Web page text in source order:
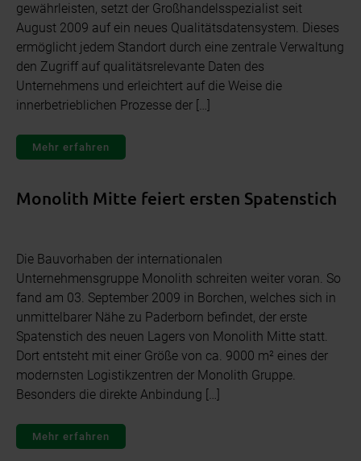
gewährleisten, setzt der Großhandelsspezialist seit
August 2009 auf ein neues Qualitätsdatensystem. Dieses
ermöglicht jedem Standort durch eine zentrale Verwaltung
den Zugriff auf qualitätsrelevante Daten des
Unternehmens und erleichtert auf die Weise die
innerbetrieblichen Prozesse der […]
Mehr erfahren
Monolith Mitte feiert ersten Spatenstich
Die Bauvorhaben der internationalen
Unternehmensgruppe Monolith schreiten weiter voran. So
fand am 03. September 2009 in Borchen, welches sich in
unmittelbarer Nähe zu Paderborn befindet, der erste
Spatenstich des neuen Lagers von Monolith Mitte statt.
Dort entsteht mit einer Größe von ca. 9000 m² eines der
modernsten Logistikzentren der Monolith Gruppe.
Besonders die direkte Anbindung […]
Mehr erfahren